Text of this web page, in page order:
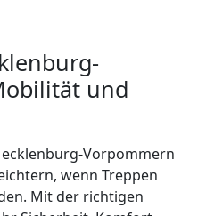
und
Vorpommern
wenn Treppen
Mit der richtigen